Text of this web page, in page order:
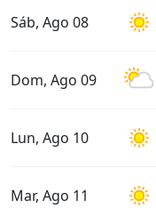
Sáb, Ago 08
Dom, Ago 09
Lun, Ago 10
Mar, Ago 11